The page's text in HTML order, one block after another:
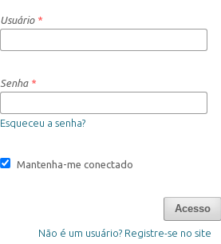
Usuário *
Senha *
Esqueceu a senha?
Mantenha-me conectado
Acesso
Não é um usuário? Registre-se no site